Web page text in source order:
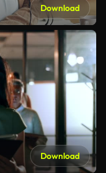
Download
Download